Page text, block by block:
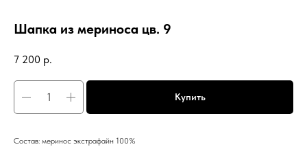
Шапка из мериноса цв. 9
7 200 р.
Купить
Состав: меринос экстрафайн 100%